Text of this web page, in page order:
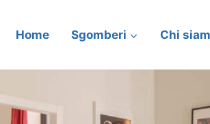
Home Sgomberi Chi